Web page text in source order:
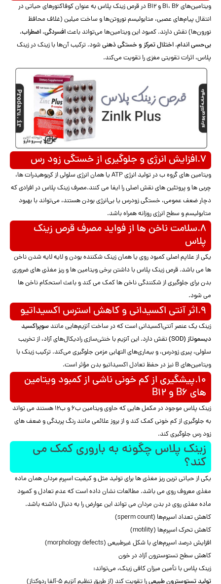
ویتامین‌های B1، B6 و B12 در قرص زینک پلاس به عنوان کوفاکتورهای حیاتی در
انتقال پیام‌های عصبی، متابولیسم نوروتن‌ها و ساخت میلین (غلاف محافظ
نورون‌ها) نقش دارند. کمبود این ویتامین‌ها می‌تواند باعثافسردگی، اضطراب،
بی‌حسی اندام، اختلال تمرکز و خستگی ذهنی شود. ترکیب آن‌ها با زینک در زینک
پلاس، اثرات تقویتی مغزی را تقویت می‌کند.
۷.افزایش انرژی و جلوگیری از خستگی زود رس
ویتامین های گروه ب در تولید انرژی ATP یا همان انرژی سلولی از کربوهیدرات ها،
چربی ها و پروتئین های نقش اصلی را ایفا می کنند.مصرف زینک پلاس در افرادی که
دچار ضعف عمومی، خستگی زودرس یا بی‌انرژی بودن هستند، می‌تواند با بهبود
متابولیسم و سطح انرژی روزانه همراه باشد.
۸.سلامت ناخن ها از فواید مصرف قرص زینک
پلاس
یکی از علاپم اصلی کمبود روی یا همان زینک شکننده بودن و لایه لایه شدن ناخن
ها می باشد. قرص زینک پلاس با داشتن برخی ویتامین ها و ریز مغذی های ضروری
بدن برای جلوگیری از شکنندگی ناخن ها کمک می کند و باعث استحکام ناخن ها
می شود.
۹.اثر آنتی اکسیدانی و کاهش استرس اکسیداتیو
زینک یک عنصر آنتی‌اکسیدانی است که در ساخت آنزیم‌هایی مانند سوپراکسید
دیسموتاز (SOD)
نقش دارد. این آنزیم با خنثی‌سازی رادیکال‌های آزاد، از تخریب
سلولی، پیری زودرس، و بیماری‌های التهابی مزمن جلوگیری می‌کند. ترکیب زینک با
ویتامین‌های B نیز در حفظ تعادل اکسیداتیو بدن مؤثر است.
۱۰.پیشگیری از کم خونی ناشی از کمبود ویتامین
های B6 و B12
زینک پلاس موجود در مکمل هایی که حاوی ویتامین ب۶ و ب۱۲ هستند می تواند
به جلوگیری از کم خونی کمک کند و از بروز علائمی مانند رنگ پریدگی و ضعف های
زود رس جلوگیری کند.
زینک پلاس چگونه به باروری کمک می
کند؟
یکی از حیاتی ترین ریز مغذی ها برای تولید مثل و کیفیت اسپرم مردان همان ماده
مغذی معروف روی می باشد. مطالعات نشان داده است که عدم تعادل و کمبود
ماده مغذی روی در بدن مردان می تواند این عوارض را به دنبال داشته باشد.
کاهش تعداد اسپرم‌ها (sperm count)
کاهش تحرک اسپرم‌ها (motility)
افزایش درصد اسپرم‌های با شکل غیرطبیعی (morphology defects)
کاهش سطح تستوسترون آزاد در خون
زینک پلاس با تأمین میزان کافی زینک، می‌تواند:
تولید تستوسترون طبیعیرا تقویت کند (از طریق تنظیم آنزیم 5-آلفا ردوکتاز)